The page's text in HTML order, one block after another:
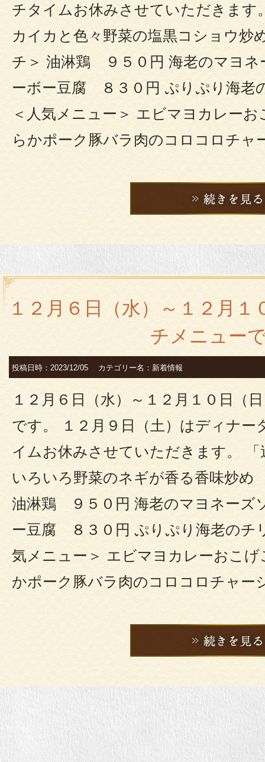
チタイムお休みさせていただきます
カイカと色々野菜の塩黒コショウ
チ＞ 油淋鶏 ９５０円 海老のマヨ
ーボー豆腐 ８３０円 ぷりぷり海
＜人気メニュー＞ エビマヨカレー
らかポーク豚バラ肉のコロコロチ
１２月６日（水）～１２月
チメニュー
投稿日時：2023/12/05 カテゴリー名：新着情報
１２月６日（水）～１２月１０日（
です。 １２月９日（土）はディナ
イムお休みさせていただきます。
いろいろ野菜のネギが香る香味炒
油淋鶏 ９５０円 海老のマヨネーズ
ー豆腐 ８３０円 ぷりぷり海老のチ
気メニュー＞ エビマヨカレーおこ
かポーク豚バラ肉のコロコロチャ